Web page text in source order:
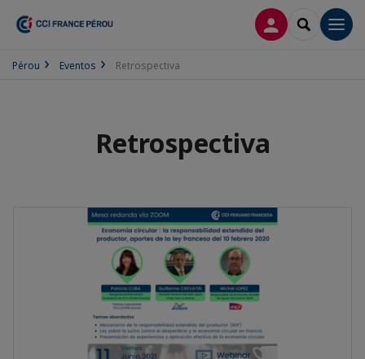
CONECTARSE
SEARCH
Pérou Eventos Retrospectiva
Retrospectiva